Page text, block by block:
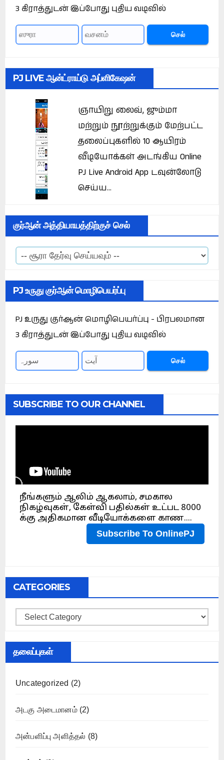
3 கிராத்துடன் இப்போது புதிய வடிவில்
செல்
PJ LIVE ஆன்ட்ராய்டு அப்ளிகேஷன்
ஞாயிறு லைவ், ஜும்மா
மற்றும் நூற்றுக்கும் மேற்பட்ட
தலைப்புகளில் 10 ஆயிரம்
வீடியோக்கள் அடங்கிய Online
PJ Live Android App டவுன்லோடு
செய்ய...
குர்ஆன் அத்தியாயத்திற்குச் செல்
PJ உருது குர்ஆன் மொழிபெயர்ப்பு
PJ உருது குர்ஆன் மொழிபெயர்ப்பு - பிரபலமான
3 கிராத்துடன் இப்போது புதிய வடிவில்
செல்
SUBSCRIBE TO OUR CHANNEL
CATEGORIES
Categories
தலைப்புகள்
Uncategorized (2)
அடகு அடைமானம்(2)
அன்பளிப்பு அளித்தல் (8)